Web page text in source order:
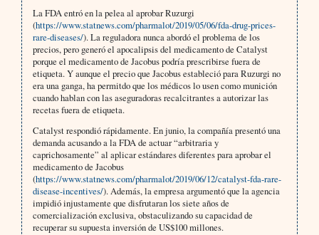
La FDA entró en la pelea al aprobar Ruzurgi
(https://www.statnews.com/pharmalot/2019/05/06/fda-drug-prices-
rare-diseases/). La reguladora nunca abordó el problema de los
precios, pero generó el apocalipsis del medicamento de Catalyst
porque el medicamento de Jacobus podría prescribirse fuera de
etiqueta. Y aunque el precio que Jacobus estableció para Ruzurgi no
era una ganga, ha permitdo que los médicos lo usen como munición
cuando hablan con las aseguradoras recalcitrantes a autorizar las
recetas fuera de etiqueta.
Catalyst respondió rápidamente. En junio, la compañía presentó una
demanda acusando a la FDA de actuar “arbitraria y
caprichosamente” al aplicar estándares diferentes para aprobar el
medicamento de Jacobus
(https://www.statnews.com/pharmalot/2019/06/12/catalyst-fda-rare-
disease-incentives/). Además, la empresa argumentó que la agencia
impidió injustamente que disfrutaran los siete años de
comercialización exclusiva, obstaculizando su capacidad de
recuperar su supuesta inversión de US$100 millones.